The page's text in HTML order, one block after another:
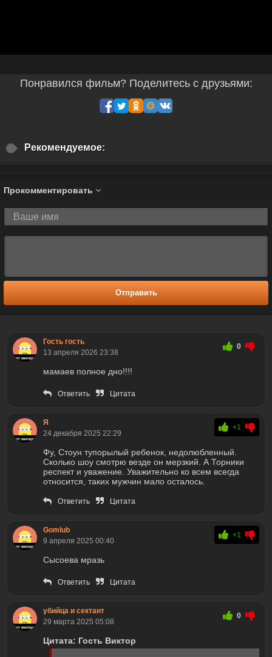
Понравился фильм? Поделитесь с друзьями:
Рекомендуемое:
Прокомментировать
Отправить
Гость гость
13 апреля 2026 23:38
0
мамаев полное дно!!!!
Ответить Цитата
Я
24 декабря 2025 22:29
+1
Фу, Стоун тупорылый ребенок, недолюбленный.
Сколько шоу смотрю везде он мерзкий. А Торники
респект и уважение. Уважительно ко всем всегда
относится, таких мужчин мало осталось.
Ответить Цитата
Gomlub
9 апреля 2025 00:40
+1
Сысоева мразь
Ответить Цитата
убийца и сектант
29 марта 2025 05:08
0
Цитата: Гость Виктор